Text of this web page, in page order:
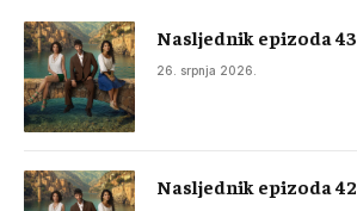
Nasljednik epizoda 43
26. srpnja 2026.
Nasljednik epizoda 42